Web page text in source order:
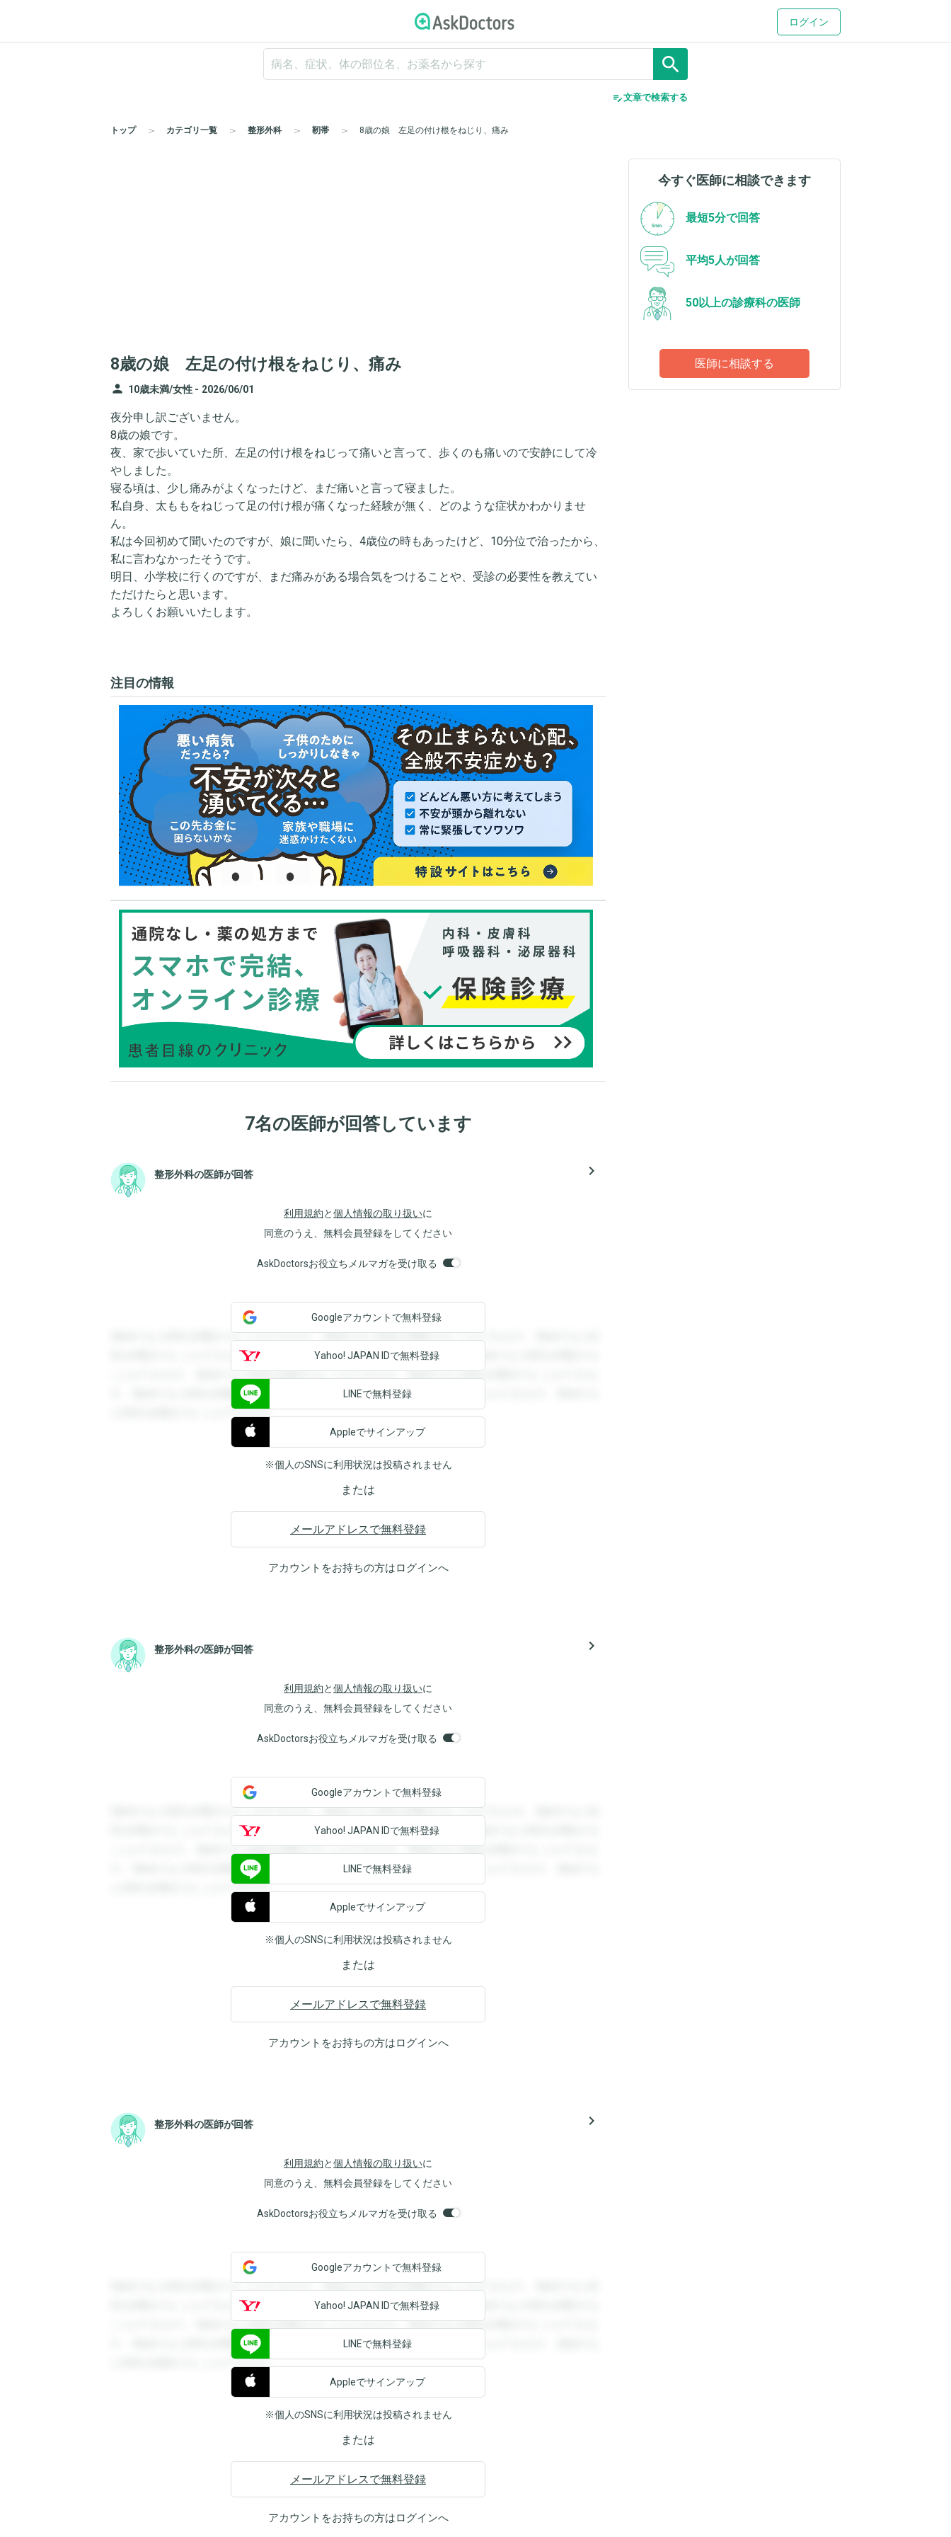
ログイン
search
edit_note文章で検索する
トップ カテゴリ一覧 整形外科 靭帯 8歳の娘 左足の付け根をねじり、痛み
8歳の娘 左足の付け根をねじり、痛み
person 10歳未満/女性 - 2026/06/01
夜分申し訳ございません。
8歳の娘です。
夜、家で歩いていた所、左足の付け根をねじって痛いと言って、歩くのも痛いので安静にして冷
やしました。
寝る頃は、少し痛みがよくなったけど、まだ痛いと言って寝ました。
私自身、太ももをねじって足の付け根が痛くなった経験が無く、どのような症状かわかりませ
ん。
私は今回初めて聞いたのですが、娘に聞いたら、4歳位の時もあったけど、10分位で治ったから、
私に言わなかったそうです。
明日、小学校に行くのですが、まだ痛みがある場合気をつけることや、受診の必要性を教えてい
ただけたらと思います。
よろしくお願いいたします。
注目の情報
7名の医師が回答しています
整形外科の医師が回答 navigate_next
利用規約と個人情報の取り扱いに
同意のうえ、無料会員登録をしてください
AskDoctorsお役立ちメルマガを受け取る
登録すると回答を閲覧することができます。登録すると回答を閲覧することができます。登録すると回
答を閲覧することができます。登録すると回答を閲覧することができます。登録すると回答を閲覧する
ことができます。登録すると回答を閲覧することができます。登録すると回答を閲覧することができま
す。登録すると回答を閲覧することができます。登録すると回答を閲覧することができます。登録する
と回答を閲覧することができます。
Googleアカウントで無料登録
Yahoo! JAPAN IDで無料登録
LINEで無料登録
Appleでサインアップ
※個人のSNSに利用状況は投稿されません
または
メールアドレスで無料登録
アカウントをお持ちの方はログインへ
整形外科の医師が回答 navigate_next
利用規約と個人情報の取り扱いに
同意のうえ、無料会員登録をしてください
AskDoctorsお役立ちメルマガを受け取る
登録すると回答を閲覧することができます。登録すると回答を閲覧することができます。登録すると回
答を閲覧することができます。登録すると回答を閲覧することができます。登録すると回答を閲覧する
ことができます。登録すると回答を閲覧することができます。登録すると回答を閲覧することができま
す。登録すると回答を閲覧することができます。登録すると回答を閲覧することができます。登録する
と回答を閲覧することができます。
Googleアカウントで無料登録
Yahoo! JAPAN IDで無料登録
LINEで無料登録
Appleでサインアップ
※個人のSNSに利用状況は投稿されません
または
メールアドレスで無料登録
アカウントをお持ちの方はログインへ
整形外科の医師が回答 navigate_next
利用規約と個人情報の取り扱いに
同意のうえ、無料会員登録をしてください
AskDoctorsお役立ちメルマガを受け取る
登録すると回答を閲覧することができます。登録すると回答を閲覧することができます。登録すると回
答を閲覧することができます。登録すると回答を閲覧することができます。登録すると回答を閲覧する
ことができます。登録すると回答を閲覧することができます。登録すると回答を閲覧することができま
す。登録すると回答を閲覧することができます。登録すると回答を閲覧することができます。登録する
と回答を閲覧することができます。
Googleアカウントで無料登録
Yahoo! JAPAN IDで無料登録
LINEで無料登録
Appleでサインアップ
※個人のSNSに利用状況は投稿されません
または
メールアドレスで無料登録
アカウントをお持ちの方はログインへ
今すぐ医師に相談できます
最短5分で回答
平均5人が回答
50以上の診療科の医師
医師に相談する